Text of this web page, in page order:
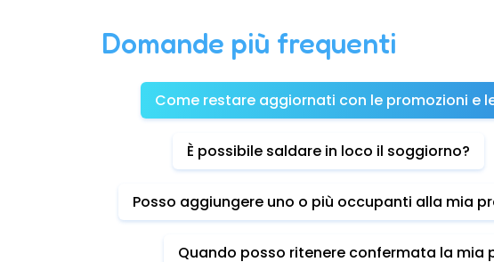
Domande più frequenti
Come restare aggiornati con le promozioni e
È possibile saldare in loco il soggiorno?
Posso aggiungere uno o più occupanti alla mia
Quando posso ritenere confermata la mia